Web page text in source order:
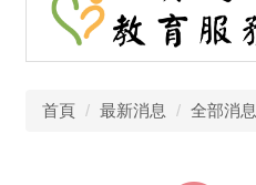
首頁 最新消息 全部消息